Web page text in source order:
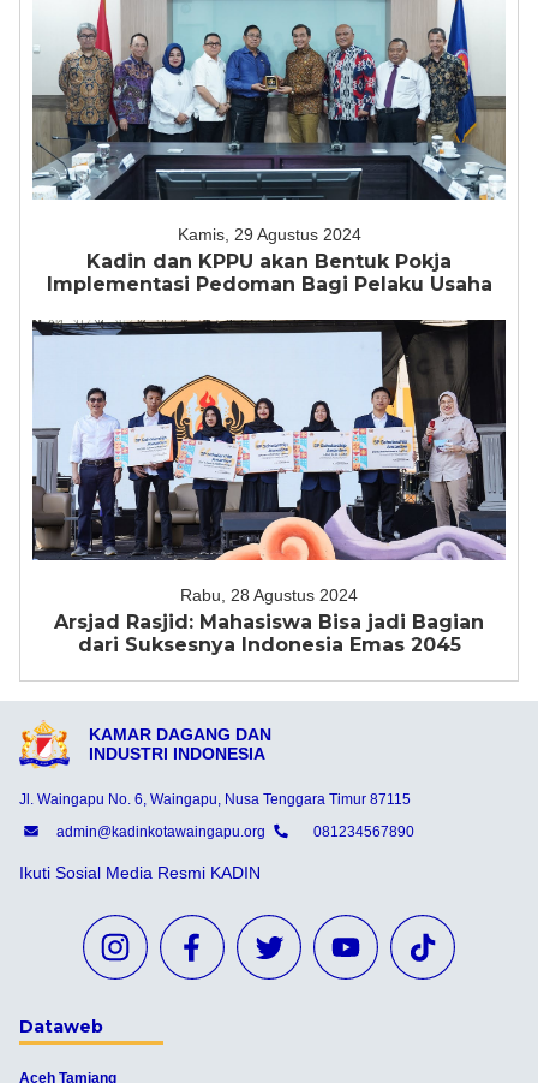
Kamis, 29 Agustus 2024
Kadin dan KPPU akan Bentuk Pokja
Implementasi Pedoman Bagi Pelaku Usaha
Rabu, 28 Agustus 2024
Arsjad Rasjid: Mahasiswa Bisa jadi Bagian
dari Suksesnya Indonesia Emas 2045
KAMAR DAGANG DAN
INDUSTRI INDONESIA
Jl. Waingapu No. 6, Waingapu, Nusa Tenggara Timur 87115
admin@kadinkotawaingapu.org
081234567890
Ikuti Sosial Media Resmi KADIN
Dataweb
Aceh Tamiang